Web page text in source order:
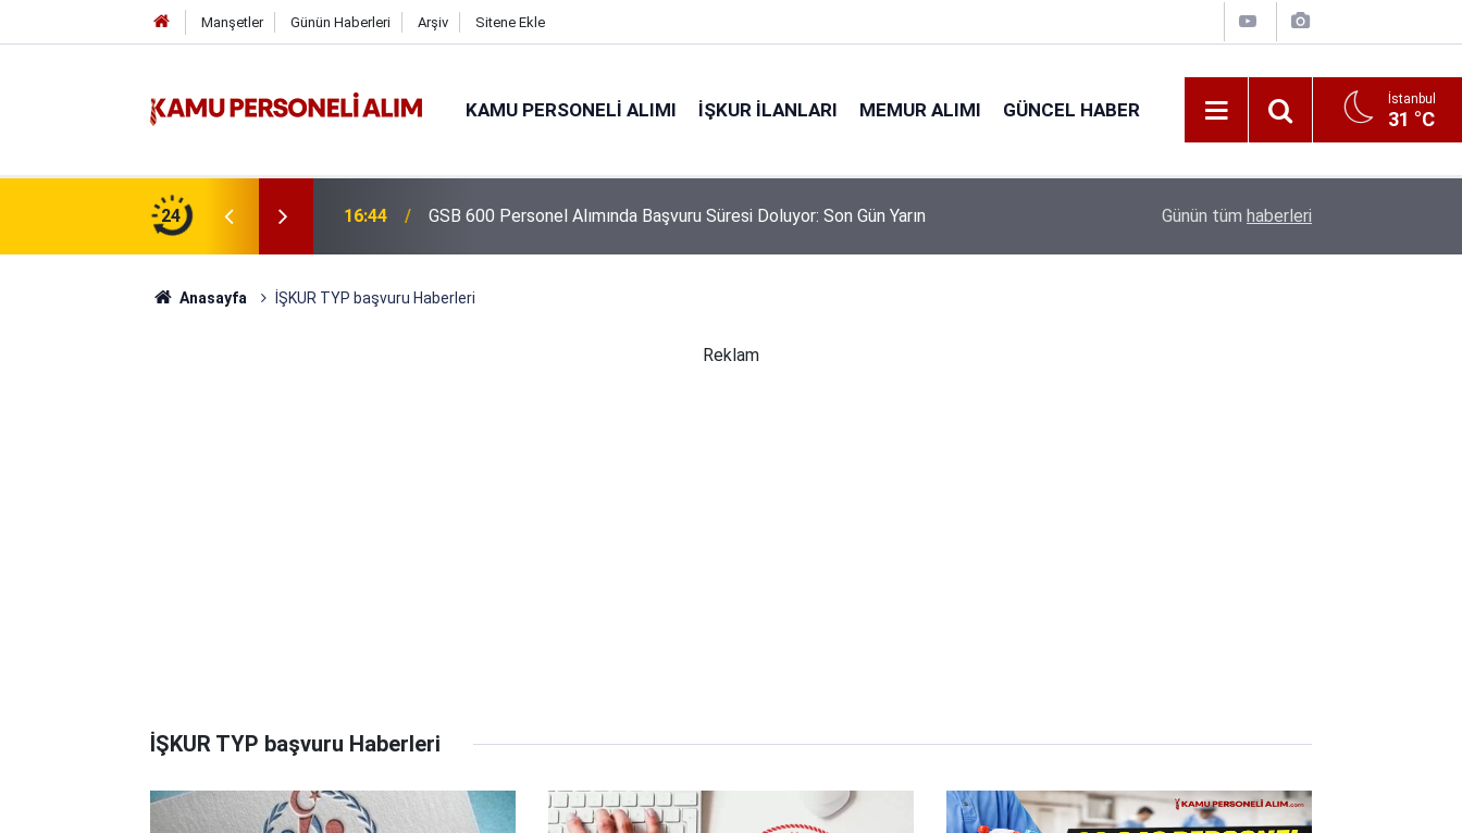
Manşetler Günün Haberleri Arşiv Sitene Ekle
KAMU PERSONELI ALIMI İŞKUR İLANLARI MEMUR ALIMI GÜNCEL HABER İstanbul
31 °C
24
Gündemde! Bakan Çiftçi Süreci
16:44 GSB 600 Personel Alımında Başvuru Süresi Doluyor: Son Gün Yarın Kıyı Emniyeti Genel Müdürlüğü 26 İşçi Alımı
Günün tüm haberleri
Anasayfa İŞKUR TYP başvuru Haberleri
Reklam
İŞKUR TYP başvuru Haberleri